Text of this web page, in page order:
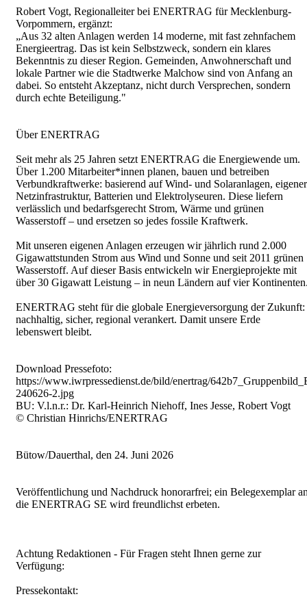
Robert Vogt, Regionalleiter bei ENERTRAG für Mecklenburg-
Vorpommern, ergänzt:
„Aus 32 alten Anlagen werden 14 moderne, mit fast zehnfachem
Energieertrag. Das ist kein Selbstzweck, sondern ein klares
Bekenntnis zu dieser Region. Gemeinden, Anwohnerschaft und
lokale Partner wie die Stadtwerke Malchow sind von Anfang an
dabei. So entsteht Akzeptanz, nicht durch Versprechen, sondern
durch echte Beteiligung."
Über ENERTRAG
Seit mehr als 25 Jahren setzt ENERTRAG die Energiewende um.
Über 1.200 Mitarbeiter*innen planen, bauen und betreiben
Verbundkraftwerke: basierend auf Wind- und Solaranlagen, eigener
Netzinfrastruktur, Batterien und Elektrolyseuren. Diese liefern
verlässlich und bedarfsgerecht Strom, Wärme und grünen
Wasserstoff – und ersetzen so jedes fossile Kraftwerk.
Mit unseren eigenen Anlagen erzeugen wir jährlich rund 2.000
Gigawattstunden Strom aus Wind und Sonne und seit 2011 grünen
Wasserstoff. Auf dieser Basis entwickeln wir Energieprojekte mit
über 30 Gigawatt Leistung – in neun Ländern auf vier
ENERTRAG steht für die globale Energieversorgung der Zukunft:
nachhaltig, sicher, regional verankert. Damit unsere Erde
lebenswert bleibt.
Download Pressefoto:
https://www.iwrpressedienst.de/bild/enertrag/
240626-2.jpg
BU: V.l.n.r.: Dr. Karl-Heinrich Niehoff, Ines Jesse, Robert Vogt
© Christian Hinrichs/ENERTRAG
Bütow/Dauerthal, den 24. Juni 2026
Veröffentlichung und Nachdruck honorarfrei; ein Belegexemplar
die ENERTRAG SE wird freundlichst erbeten.
Achtung Redaktionen - Für Fragen steht Ihnen gerne zur
Verfügung:
Pressekontakt: